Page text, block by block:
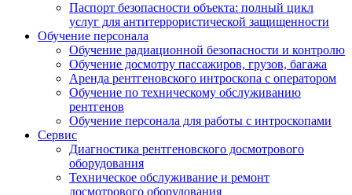
Паспорт безопасности объекта: полный цикл
услуг для антитеррористической защищенности
Обучение персонала
Обучение радиационной безопасности и контролю
Обучение досмотру пассажиров, грузов, багажа
Аренда рентгеновского интроскопа с оператором
Обучение по техническому обслуживанию
рентгенов
Обучение персонала для работы с интроскопами
Сервис
Диагностика рентгеновского досмотрового
оборудования
Техническое обслуживание и ремонт
досмотрового оборудования